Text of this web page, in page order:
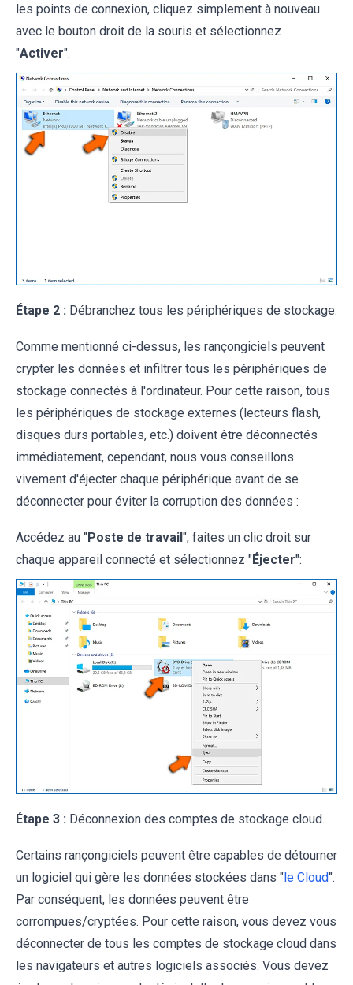
les points de connexion, cliquez simplement à nouveau
avec le bouton droit de la souris et sélectionnez
"Activer".
Étape 2 : Débranchez tous les périphériques de stockage.
Comme mentionné ci-dessus, les rançongiciels peuvent
crypter les données et infiltrer tous les périphériques de
stockage connectés à l'ordinateur. Pour cette raison, tous
les périphériques de stockage externes (lecteurs flash,
disques durs portables, etc.) doivent être déconnectés
immédiatement, cependant, nous vous conseillons
vivement d'éjecter chaque périphérique avant de se
déconnecter pour éviter la corruption des données :
Accédez au "Poste de travail ", faites un clic droit sur
chaque appareil connecté et sélectionnez "Éjecter":
Étape 3 : Déconnexion des comptes de stockage cloud.
Certains rançongiciels peuvent être capables de détourner
un logiciel qui gère les données stockées dans "le Cloud".
Par conséquent, les données peuvent être
corrompues/cryptées. Pour cette raison, vous devez vous
déconnecter de tous les comptes de stockage cloud dans
les navigateurs et autres logiciels associés. Vous devez